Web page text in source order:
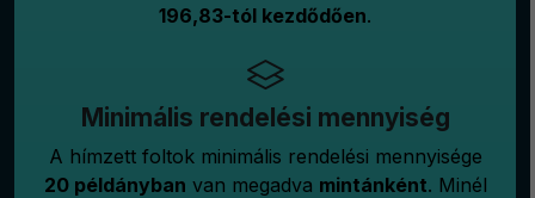
196,83-tól kezdődően.
Minimális rendelési mennyiség
A hímzett foltok minimális rendelési mennyisége
20 példányban van megadva mintánként. Minél